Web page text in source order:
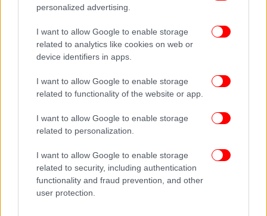
personalized advertising.
I want to allow Google to enable storage
related to analytics like cookies on web or
device identifiers in apps.
I want to allow Google to enable storage
related to functionality of the website or app.
I want to allow Google to enable storage
related to personalization.
I want to allow Google to enable storage
related to security, including authentication
functionality and fraud prevention, and other
user protection.
Βέβαια, η Αμάντα έχει βιώσει και κάποια
αρνητικότητα για τη νέα της ζωή. «Υπάρχουν